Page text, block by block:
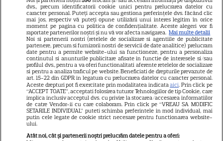
7
VEDETE STRĂINE
Ryan Gosling este noul Ghost
Rider din Universul Marvel.
Anunțul făcut la Comic-Con i-
a entuziasmat pe fani
DISNEY PLUS
„Diavolul se îmbracă de la
Prada 2” s-a lansat pe Disney+.
Meryl Streep și Anne
dvs., precum identificatorii cookie unici pentru prelucrarea datelor cu
caracter personal. Puteți accepta sau gestiona preferințele dvs. făcând clic
mai jos, respectiv vă puteți opune utilizării unui interes legitim în orice
moment pe pagina cu politica de confidențialitate. Aceste alegeri vor fi
raportate partenerilor noștri și nu vă vor afecta navigarea. Mai multe detalii
Noi si partenerii nostri (retelele de socializare si agentiile de publicitate
partenere, precum si furnizorii nostri de servicii de date analitice) prelucram
date pentru a permite website-ului sa functioneze, pentru a personaliza
continutul si anunturile publicitare afisate in functie de interesele si/sau
profilul dvs., pentru a va oferi functionalitati aferente retelelor de socializare
si pentru a analiza traficul pe website. Beneficiati de drepturile prevazute de
art. 15-22 din GDPR in legatura cu prelucrarea datelor cu caracter personal.
Aceste drepturi pot fi exercitate prin modalitatea indicataaici. Prin click pe
“ACCEPT TOATE”, acceptati folosirea tuturor Tehnologiilor de tip Cookie, care
implica inclusiv acceptul dvs. cu privire la stocarea/accesarea informatiilor
de catre Vendor-ii cu care colaboram. Prin click pe “VREAU SA MODIFIC
SETARILE INDIVIDUAL” puteti schimba preferintele in mod individual, mai
putin cele legate de cookie strict necesare pentru functionarea website-
ului.
Atât noi, cât și partenerii noștri prelucrăm datele pentru a oferi: